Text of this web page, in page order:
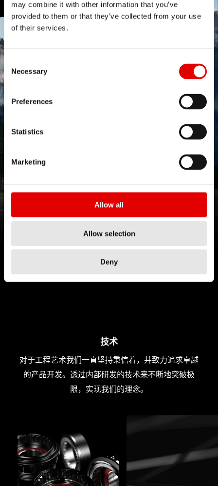
may combine it with other information that you’ve
provided to them or that they’ve collected from your use
of their services.
Necessary
Preferences
Statistics
Marketing
Allow all
Allow selection
Deny
ALUMINUM RECREATION
铝合金公路车轮组升级
点击了解
技术
对于工程艺术我们一直坚持秉信着，并致力追求卓越
的产品开发。透过内部研发的技术来不断地突破极
限，实现我们的理念。